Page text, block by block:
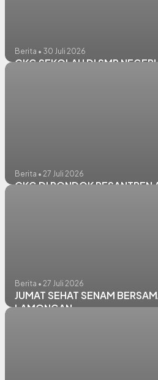
Berita • 30 Juli 2026
CKG SEKOLAH DI SMP
Berita • 27 Juli 2026
CKG DI PONDOK PESANTREN
Berita • 27 Juli 2026
JUMAT SEHAT SENAM
LAMONGAN